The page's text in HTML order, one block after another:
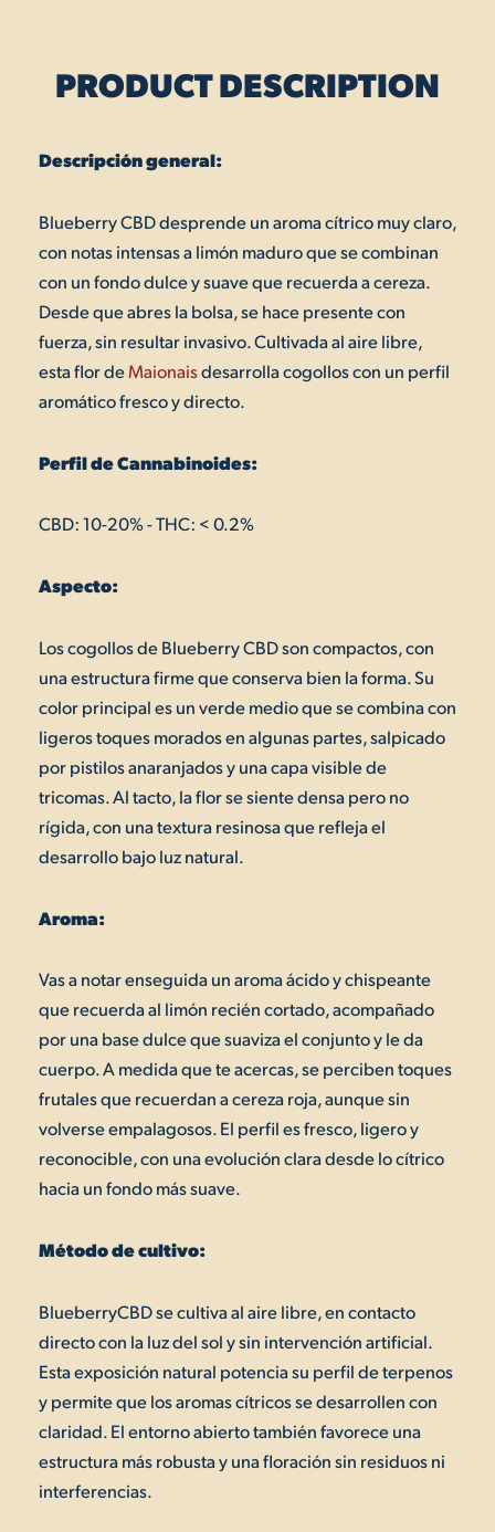
PRODUCT DESCRIPTION
Descripción general:
Blueberry CBD desprende un aroma cítrico muy claro,
con notas intensas a limón maduro que se combinan
con un fondo dulce y suave que recuerda a cereza.
Desde que abres la bolsa, se hace presente con
fuerza, sin resultar invasivo. Cultivada al aire libre,
esta flor deMaionaisdesarrolla cogollos con un perfil
aromático fresco y directo.
Perfil de Cannabinoides:
CBD: 10-20% - THC: < 0.2%
Aspecto:
Los cogollos de Blueberry CBD son compactos, con
una estructura firme que conserva bien la forma. Su
color principal es un verde medio que se combina con
ligeros toques morados en algunas partes, salpicado
por pistilos anaranjados y una capa visible de
tricomas. Al tacto, la flor se siente densa pero no
rígida, con una textura resinosa que refleja el
desarrollo bajo luz natural.
Aroma:
Vas a notar enseguida un aroma ácido y chispeante
que recuerda al limón recién cortado, acompañado
por una base dulce que suaviza el conjunto y le da
cuerpo. A medida que te acercas, se perciben toques
frutales que recuerdan a cereza roja, aunque sin
volverse empalagosos. El perfil es fresco, ligero y
reconocible, con una evolución clara desde lo cítrico
hacia un fondo más suave.
Método de cultivo:
BlueberryCBD se cultiva al aire libre, en contacto
directo con la luz del sol y sin intervención artificial.
Esta exposición natural potencia su perfil de terpenos
y permite que los aromas cítricos se desarrollen con
claridad. El entorno abierto también favorece una
estructura más robusta y una floración sin residuos ni
interferencias.